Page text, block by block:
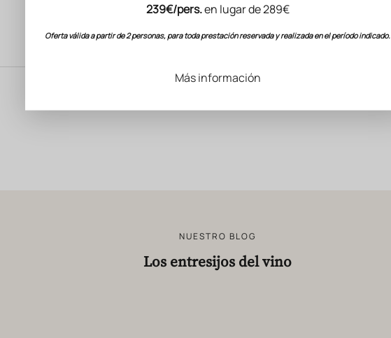
239€/pers.en lugar de 289€
Oferta válida a partir de 2 personas, para toda prestación reservada y realizada en el período indicado.
Más información
NUESTRO BLOG
Los entresijos del vino